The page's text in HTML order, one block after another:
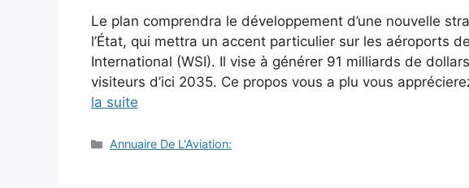
Le plan comprendra le développement d’une nouvelle
l’État, qui mettra un accent particulier sur les aéroports
International (WSI). Il vise à générer 91 milliards de
visiteurs d’ici 2035. Ce propos vous a plu vous
la suite
Catégories
Annuaire De L'Aviation: